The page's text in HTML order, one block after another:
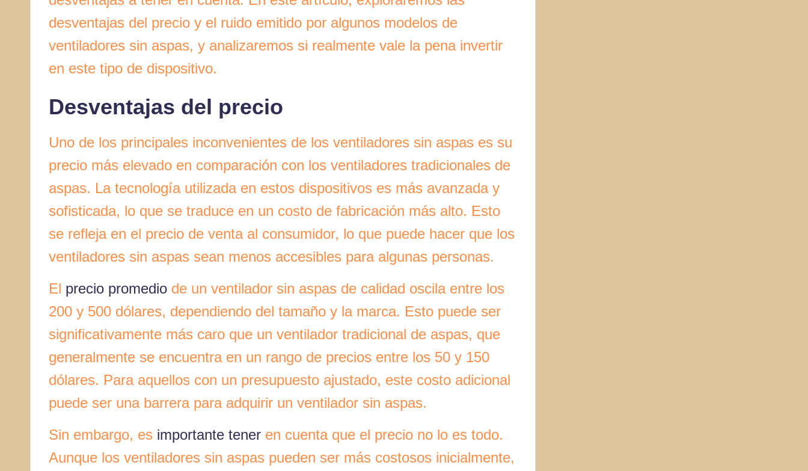
desventajas del precio y el ruido emitido por algunos modelos de
ventiladores sin aspas, y analizaremos si realmente vale la pena invertir
en este tipo de dispositivo.
Desventajas del precio
Uno de los principales inconvenientes de los ventiladores sin aspas es su
precio más elevado en comparación con los ventiladores tradicionales de
aspas. La tecnología utilizada en estos dispositivos es más avanzada y
sofisticada, lo que se traduce en un costo de fabricación más alto. Esto
se refleja en el precio de venta al consumidor, lo que puede hacer que los
ventiladores sin aspas sean menos accesibles para algunas personas.
El precio promedio de un ventilador sin aspas de calidad oscila entre los
200 y 500 dólares, dependiendo del tamaño y la marca. Esto puede ser
significativamente más caro que un ventilador tradicional de aspas, que
generalmente se encuentra en un rango de precios entre los 50 y 150
dólares. Para aquellos con un presupuesto ajustado, este costo adicional
puede ser una barrera para adquirir un ventilador sin aspas.
Sin embargo, es importante tener en cuenta que el precio no lo es todo.
Aunque los ventiladores sin aspas pueden ser más costosos inicialmente,